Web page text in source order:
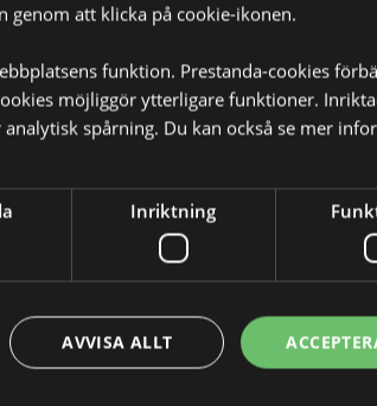
genom att klicka på cookie-ikonen.
funktion. Prestanda-cookies
möjliggör ytterligare funktioner.
spårning. Du kan också se mer
Inriktning
AVVISA ALLT